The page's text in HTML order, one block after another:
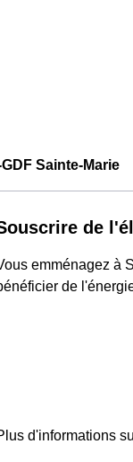
GDF Sainte-Marie
de
emménagez à
de
d'informations